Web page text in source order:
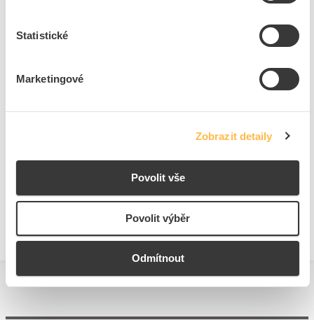
Statistické
Marketingové
Zobrazit detaily
Povolit vše
Povolit výběr
Odmítnout
Vstupní napětí při AC 60
Technické dokumenty